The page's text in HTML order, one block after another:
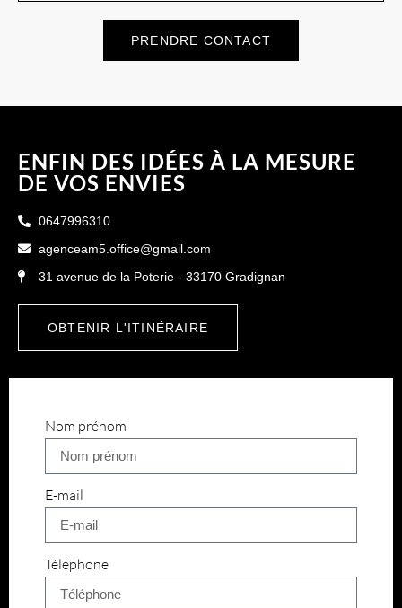
PRENDRE CONTACT
ENFIN DES IDÉES À LA MESURE
DE VOS ENVIES
0647996310
agenceam5.office@gmail.com
31 avenue de la Poterie - 33170 Gradignan
OBTENIR L'ITINÉRAIRE
Nom prénom
E-mail
Téléphone